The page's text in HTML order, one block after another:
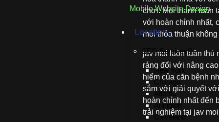
Mobile Website Design
Location
SEO Services
New York
Chicago
Atlanta
Arlington
Cleveland
chơi. Mọi thanh toán
với hoàn chỉnh nhất,
moi thỏa thuận
jav moi luôn tuân thủ
ráng đổi với nâng
hiểm của căn bệnh
sắm với giải quyết
hoàn chỉnh nhất đến
trải nghiệm tại jav